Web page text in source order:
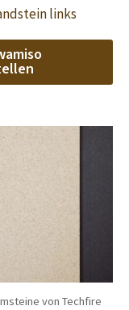
links
von Techfire